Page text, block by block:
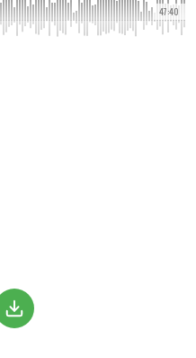
47:40